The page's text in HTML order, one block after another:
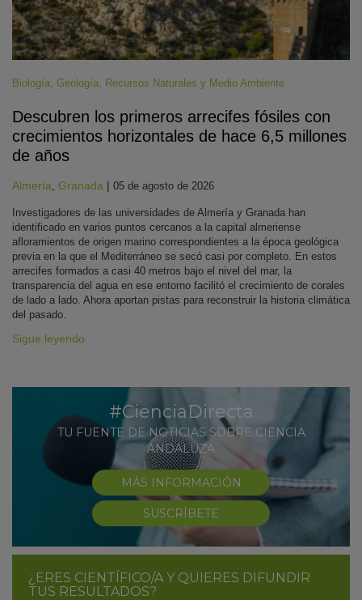
Biología Geología Recursos Naturales y Medio Ambiente
Descubren los primeros arrecifes fósiles con
crecimientos horizontales de hace 6,5 millones
de años
Almería Granada | 05 de agosto de 2026
Investigadores de las universidades de Almería y Granada han
identificado en varios puntos cercanos a la capital almeriense
afloramientos de origen marino correspondientes a la época geológica
previa en la que el Mediterráneo se secó casi por completo. En estos
arrecifes formados a casi 40 metros bajo el nivel del mar, la
transparencia del agua en ese entorno facilitó el crecimiento de corales
de lado a lado. Ahora aportan pistas para reconstruir la historia climática
del pasado.
Sigue leyendo
#CienciaDirecta
TU FUENTE DE NOTICIAS SOBRE CIENCIA
ANDALUZA
MÁS INFORMACIÓN
SUSCRÍBETE
¿ERES CIENTÍFICO/A Y QUIERES DIFUNDIR
TUS RESULTADOS?